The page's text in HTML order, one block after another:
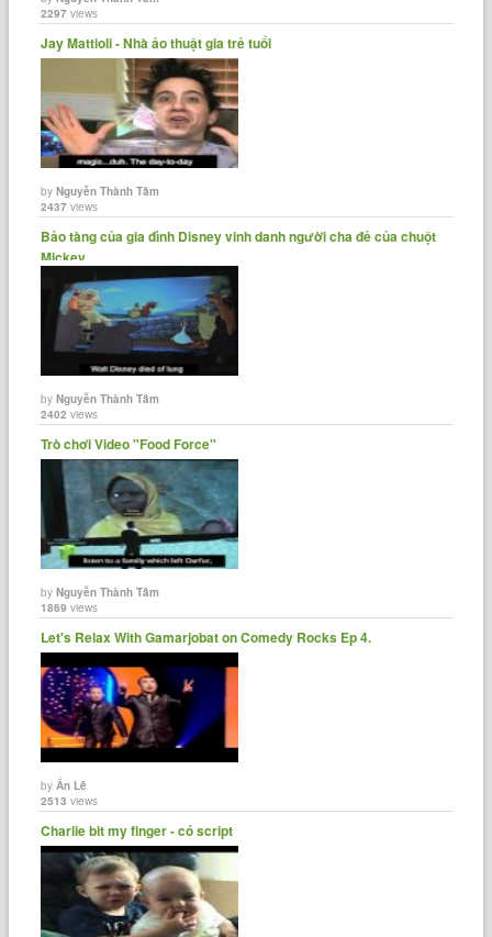
2297 views
Jay Mattioli - Nhà ảo thuật gia trẻ tuổi
byNguyễn Thành Tâm
2437 views
Bảo tàng của gia đình Disney vinh danh người cha đẻ của chuột
Mickey.
byNguyễn Thành Tâm
2402 views
Trò chơi Video "Food Force"
byNguyễn Thành Tâm
1869 views
Let's Relax With Gamarjobat on Comedy Rocks Ep 4.
byẨn Lê
2513 views
Charlie bit my finger - có script